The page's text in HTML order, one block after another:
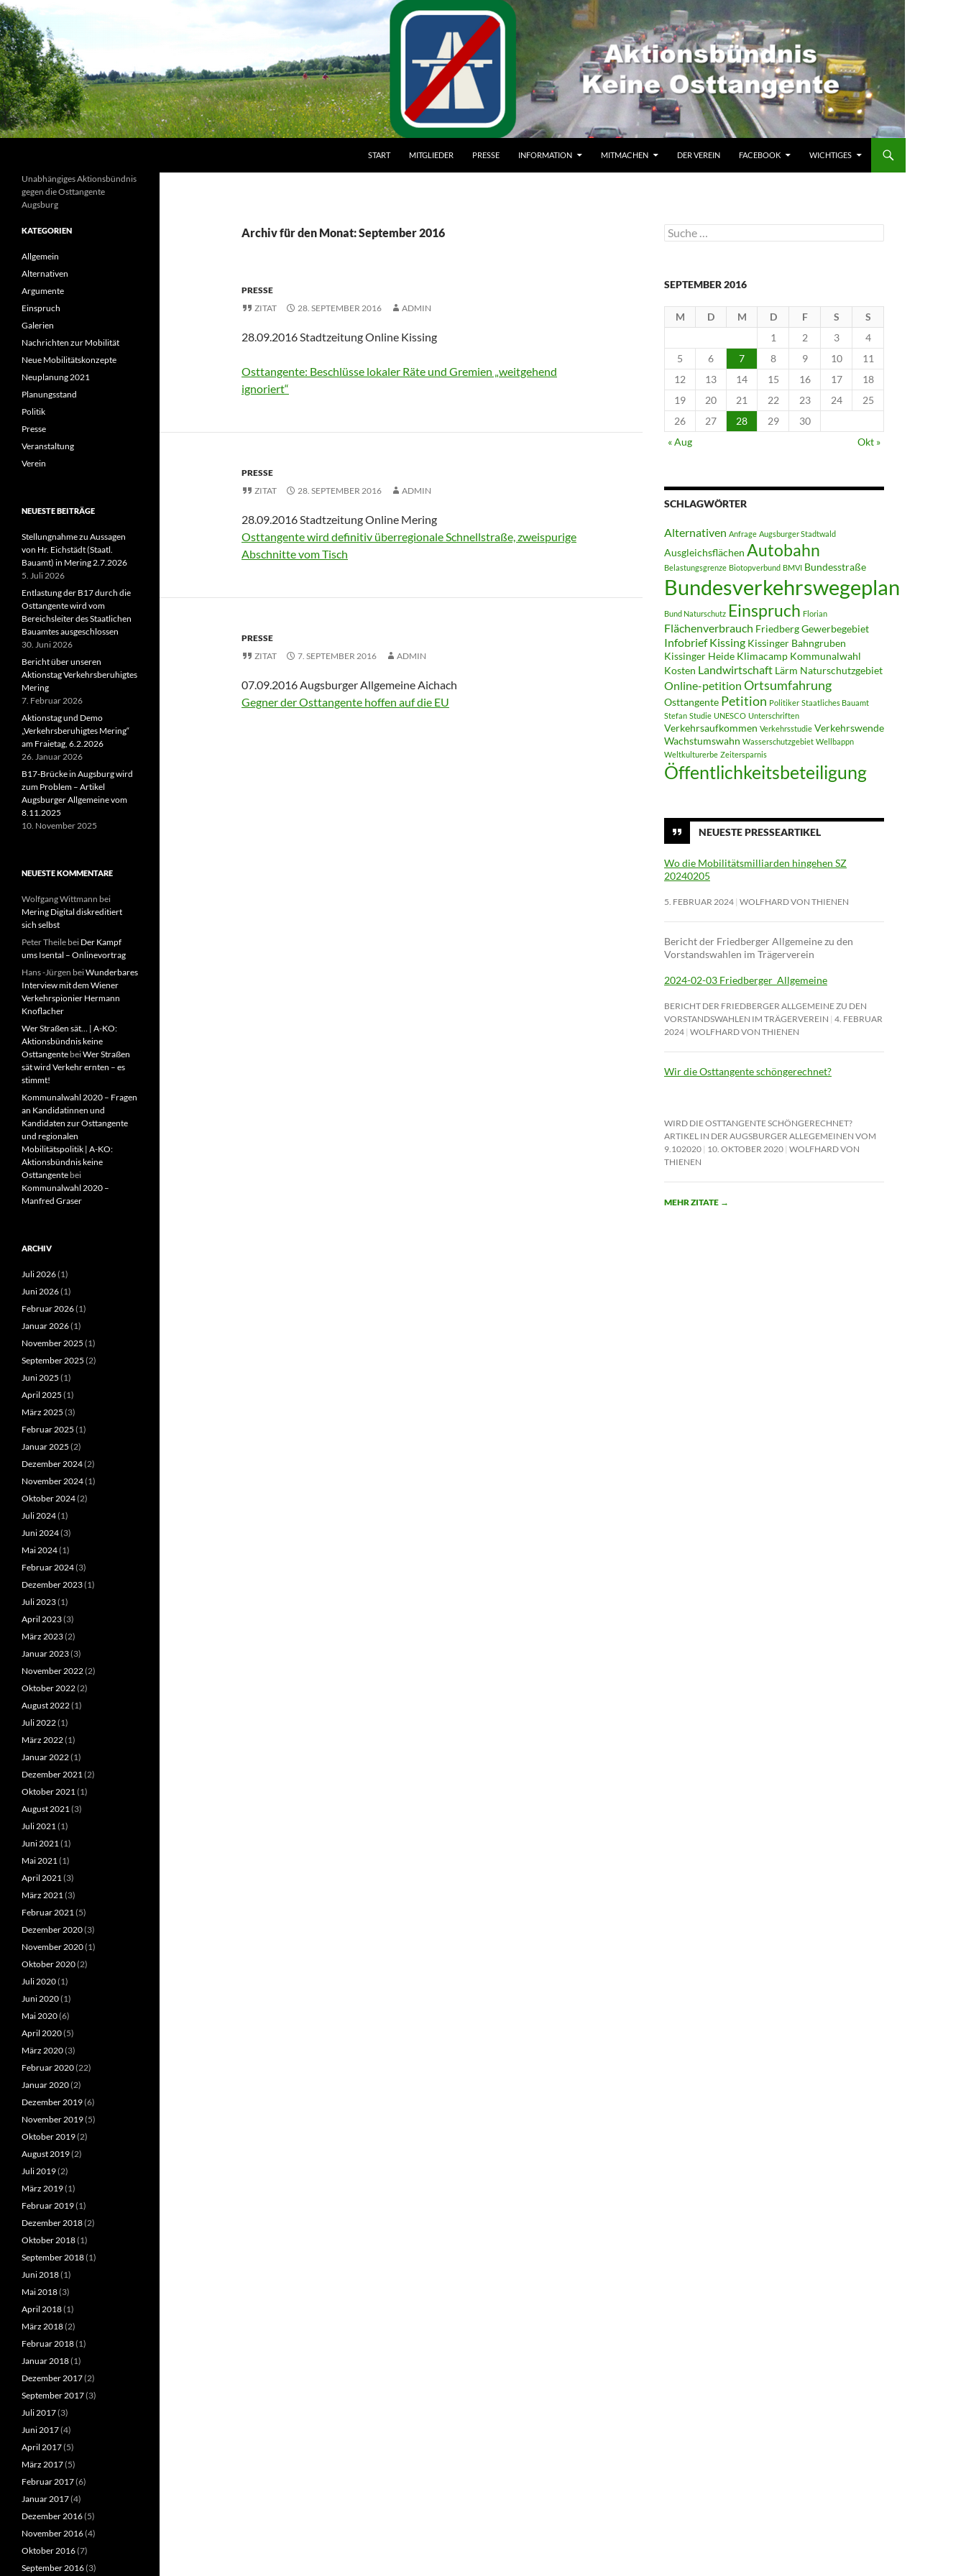
START
MITGLIEDER PRESSE INFORMATION MITMACHEN DER VEREIN FACEBOOK WICHTIGES
Archiv für den Monat: September 2016
PRESSE
ZITAT
28. SEPTEMBER 2016 ADMIN
28.09.2016 Stadtzeitung Online Kissing
Osttangente: Beschlüsse lokaler Räte und Gremien „weitgehend
ignoriert“
PRESSE
ZITAT
28. SEPTEMBER 2016 ADMIN
28.09.2016 Stadtzeitung Online Mering
Osttangente wird definitiv überregionale Schnellstraße, zweispurige
Abschnitte vom Tisch
PRESSE
ZITAT
7. SEPTEMBER 2016 ADMIN
07.09.2016Augsburger Allgemeine Aichach
Gegner der Osttangente hoffen auf die EU
Suche
nach:
SEPTEMBER 2016
M D M D F S
S
1
2 3
4
5
6 7 8 9 10
11
12
13 14 15 16 17
18
19
20 21 22 23 24
25
26
27 28 29
30
« Aug
Okt »
SCHLAGWÖRTER
Alternativen Anfrage Augsburger Stadtwald
Ausgleichsflächen Autobahn
Belastungsgrenze Biotopverbund BMVI Bundesstraße
Bundesverkehrswegeplan
Bund Naturschutz Einspruch Florian
Flächenverbrauch FriedbergGewerbegebiet
Infobrief Kissing Kissinger Bahngruben
Kissinger Heide Klimacamp Kommunalwahl
Kosten Landwirtschaft Lärm Naturschutzgebiet
Online-petition Ortsumfahrung
Osttangente Petition Politiker Staatliches Bauamt
Stefan Studie UNESCO Unterschriften
Verkehrsaufkommen Verkehrsstudie Verkehrswende
Wachstumswahn Wasserschutzgebiet Wellbappn
Weltkulturerbe Zeitersparnis
Öffentlichkeitsbeteiligung
NEUESTE PRESSEARTIKEL
Wo die Mobilitätsmilliarden hingehen SZ
20240205
5. FEBRUAR 2024 WOLFHARD VON THIENEN
Bericht der Friedberger Allgemeine zu den
Vorstandswahlen im Trägerverein
2024-02-03 Friedberger_Allgemeine
BERICHT DER FRIEDBERGER ALLGEMEINE ZU DEN
VORSTANDSWAHLEN IM TRÄGERVEREIN 4. FEBRUAR
2024 WOLFHARD VON THIENEN
Wir die Osttangente schöngerechnet?
WIRD DIE OSTTANGENTE SCHÖNGERECHNET?
ARTIKEL IN DER AUGSBURGER ALLEGEMEINEN VOM
9.102020 10. OKTOBER 2020 WOLFHARD VON
THIENEN
MEHR ZITATE →
Unabhängiges Aktionsbündnis
gegen die Osttangente
Augsburg
KATEGORIEN
Allgemein
Alternativen
Argumente
Einspruch
Galerien
Nachrichten zur Mobilität
Neue Mobilitätskonzepte
Neuplanung 2021
Planungsstand
Politik
Presse
Veranstaltung
Verein
NEUESTE BEITRÄGE
Stellungnahme zu Aussagen
von Hr. Eichstädt (Staatl.
Bauamt) in Mering 2.7.2026
5. Juli 2026
Entlastung der B17 durch die
Osttangente wird vom
Bereichsleiter des Staatlichen
Bauamtes ausgeschlossen
30. Juni 2026
Bericht über unseren
Aktionstag Verkehrsberuhigtes
Mering
7. Februar 2026
Aktionstag und Demo
„Verkehrsberuhigtes Mering“
am Fraietag, 6.2.2026
26. Januar 2026
B17-Brücke in Augsburg wird
zum Problem – Artikel
Augsburger Allgemeine vom
8.11.2025
10. November 2025
NEUESTE KOMMENTARE
Wolfgang Wittmann bei
Mering Digital diskreditiert
sich selbst
Peter Theile bei Der Kampf
ums Isental – Onlinevortrag
Hans -Jürgen beiWunderbares
Interview mit dem Wiener
Verkehrspionier Hermann
Knoflacher
Wer Straßen sät… | A-KO:
Aktionsbündnis keine
Osttangente beiWer Straßen
sät wird Verkehr ernten – es
stimmt!
Kommunalwahl 2020 – Fragen
an Kandidatinnen und
Kandidaten zur Osttangente
und regionalen
Mobilitätspolitik | A-KO:
Aktionsbündnis keine
Osttangente bei
Kommunalwahl 2020 –
Manfred Graser
ARCHIV
Juli 2026(1)
Juni 2026(1)
Februar 2026(1)
Januar 2026(1)
November 2025 (1)
September 2025 (2)
Juni 2025 (1)
April 2025 (1)
März 2025 (3)
Februar 2025 (1)
Januar 2025 (2)
Dezember 2024(2)
November 2024(1)
Oktober 2024(2)
Juli 2024(1)
Juni 2024(3)
Mai 2024(1)
Februar 2024(3)
Dezember 2023(1)
Juli 2023(1)
April 2023(3)
März 2023(2)
Januar 2023(3)
November 2022(2)
Oktober 2022(2)
August 2022(1)
Juli 2022(1)
März 2022(1)
Januar 2022(1)
Dezember 2021(2)
Oktober 2021(1)
August 2021(3)
Juli 2021(1)
Juni 2021(1)
Mai 2021(1)
April 2021(3)
März 2021(3)
Februar 2021(5)
Dezember 2020(3)
November 2020(1)
Oktober 2020(2)
Juli 2020(1)
Juni 2020(1)
Mai 2020(6)
April 2020(5)
März 2020(3)
Februar 2020(22)
Januar 2020(2)
Dezember 2019(6)
November 2019(5)
Oktober 2019(2)
August 2019(2)
Juli 2019(2)
März 2019(1)
Februar 2019(1)
Dezember 2018(2)
Oktober 2018(1)
September 2018(1)
Juni 2018(1)
Mai 2018(3)
April 2018(1)
März 2018(2)
Februar 2018(1)
Januar 2018(1)
Dezember 2017(2)
September 2017(3)
Juli 2017(3)
Juni 2017(4)
April 2017(5)
März 2017(5)
Februar 2017(6)
Januar 2017(4)
Dezember 2016(5)
November 2016(4)
Oktober 2016(7)
September 2016(3)